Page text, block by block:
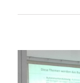
Zeige
grösseres